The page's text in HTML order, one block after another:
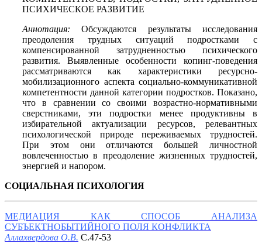
ПСИХИЧЕСКОЕ РАЗВИТИЕ
Аннотация: Обсуждаются результаты исследования
преодоления трудных ситуаций подростками с
компенсированной затрудненностью психического
развития. Выявленные особенности копинг-поведения
рассматриваются как характеристики ресурсно-
мобилизационного аспекта социально-коммуникативной
компетентности данной категории подростков. Показано,
что в сравнении со своими возрастно-нормативными
сверстниками, эти подростки менее продуктивны в
избирательной актуализации ресурсов, релевантных
психологической природе переживаемых трудностей.
При этом они отличаются большей личностной
вовлеченностью в преодоление жизненных трудностей,
энергией и напором.
СОЦИАЛЬНАЯ ПСИХОЛОГИЯ
МЕДИАЦИЯ КАК СПОСОБ АНАЛИЗА
СУБЪЕКТНОБЫТИЙНОГО ПОЛЯ КОНФЛИКТА
Аллахвердова О.В. С.47-53